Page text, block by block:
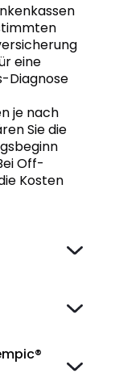
eine
Diagnose
je nach
Sie die
Off-
Kosten